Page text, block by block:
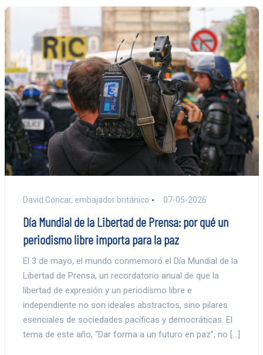
David Concar, embajador británico 07-05-2026
Día Mundial de la Libertad de Prensa: por qué un
periodismo libre importa para la paz
El 3 de mayo, el mundo conmemoró el Día Mundial de la
Libertad de Prensa, un recordatorio anual de que la
libertad de expresión y un periodismo libre e
independiente no son ideales abstractos, sino pilares
esenciales de sociedades pacíficas y democráticas. El
tema de este año, “Dar forma a un futuro en paz”, no […]